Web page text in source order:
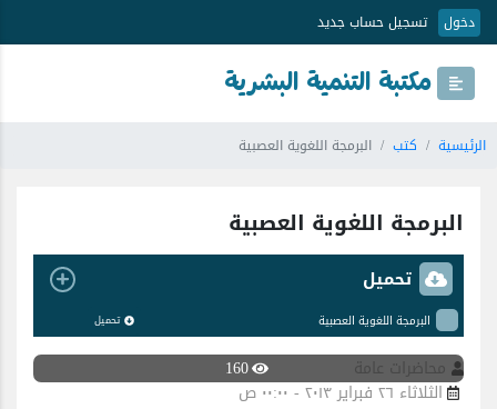
دخول تسجيل حساب جديد
مكتبة التنمية البشرية
الرئيسية كتب البرمجة اللغوية العصبية
البرمجة اللغوية العصبية
تحميل
البرمجة اللغوية العصبية تحميل
محاضرات عامة
الثلاثاء ٢٦ فبراير ٢٠١٣ - ٠٠:٠٠ ص
160